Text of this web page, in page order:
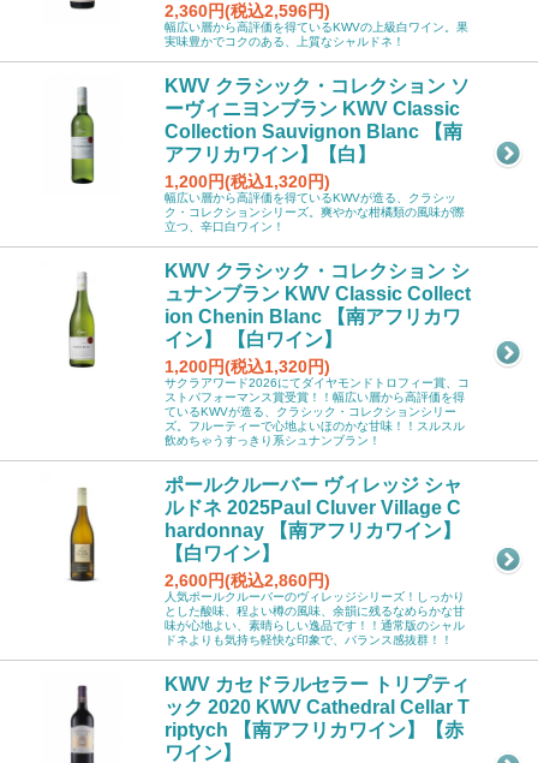
2,360円(税込2,596円)
幅広い層から高評価を得ているKWVの上級白ワイン。果
実味豊かでコクのある、上質なシャルドネ！
KWV クラシック・コレクション ソ
ーヴィニヨンブラン KWV Classic
Collection Sauvignon Blanc 【南
アフリカワイン】【白】
1,200円(税込1,320円)
幅広い層から高評価を得ているKWVが造る、クラシッ
ク・コレクションシリーズ。爽やかな柑橘類の風味が際
立つ、辛口白ワイン！
KWV クラシック・コレクション シ
ュナンブラン KWV Classic Collect
ion Chenin Blanc 【南アフリカワ
イン】 【白ワイン】
1,200円(税込1,320円)
サクラアワード2026にてダイヤモンドトロフィー賞、コ
ストパフォーマンス賞受賞！！幅広い層から高評価を得
ているKWVが造る、クラシック・コレクションシリー
ズ。フルーティーで心地よいほのかな甘味！！スルスル
飲めちゃうすっきり系シュナンブラン！
ポールクルーバー ヴィレッジ シャ
ルドネ 2025Paul Cluver Village C
hardonnay 【南アフリカワイン】
【白ワイン】
2,600円(税込2,860円)
人気ポールクルーバーのヴィレッジシリーズ！しっかり
とした酸味、程よい樽の風味、余韻に残るなめらかな甘
味が心地よい、素晴らしい逸品です！！通常版のシャル
ドネよりも気持ち軽快な印象で、バランス感抜群！！
KWV カセドラルセラー トリプティ
ック 2020 KWV Cathedral Cellar T
riptych 【南アフリカワイン】【赤
ワイン】